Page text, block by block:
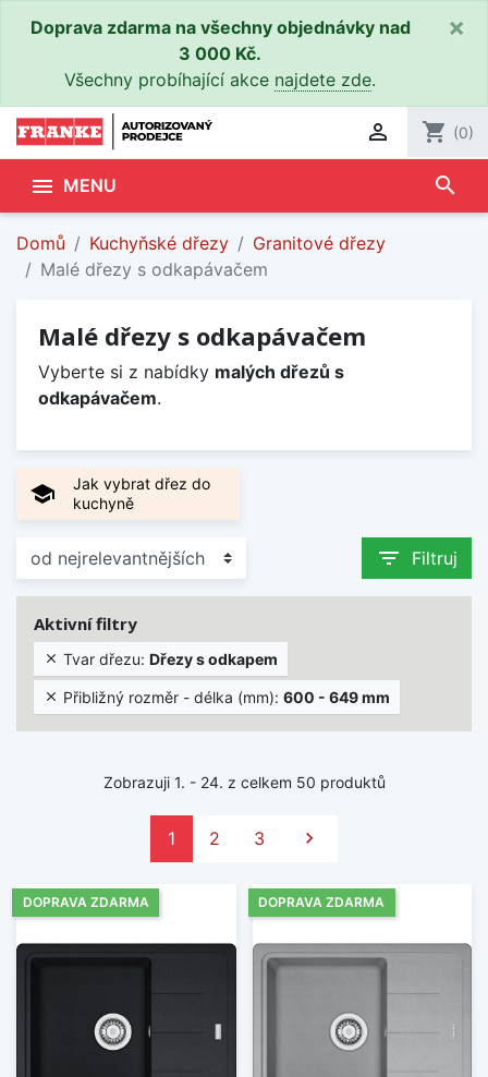
Doprava zdarma na všechny objednávky nad
3 000 Kč.
Všechny probíhající akce najdete zde.
×
 shopping_cart (0)
 MENU search
Domů Kuchyňské dřezy
Granitové dřezy
Malé dřezy s odkapávačem
Malé dřezy s odkapávačem
Vyberte si z nabídky malých dřezů s
odkapávačem.
school
Jak vybrat dřez do
kuchyně
filter_list Filtruj
Aktivní filtry
 Tvar dřezu: Dřezy s odkapem
 Přibližný rozměr - délka (mm): 600 - 649 mm
Zobrazuji 1. - 24. z celkem 50 produktů
1 2 3 Další

DOPRAVA ZDARMA DOPRAVA ZDARMA